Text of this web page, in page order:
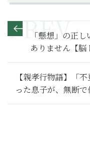
「懸想」の正
ありません【脳
【親孝行物語】「
った息子が、無断
の種だった次男坊